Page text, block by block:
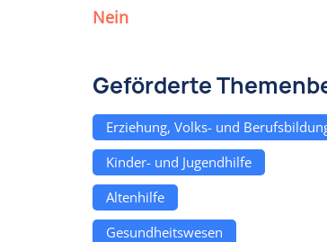
Nein
Geförderte
Erziehung, Volks- und
Kinder- und Jugendhilfe
Altenhilfe
Gesundheitswesen